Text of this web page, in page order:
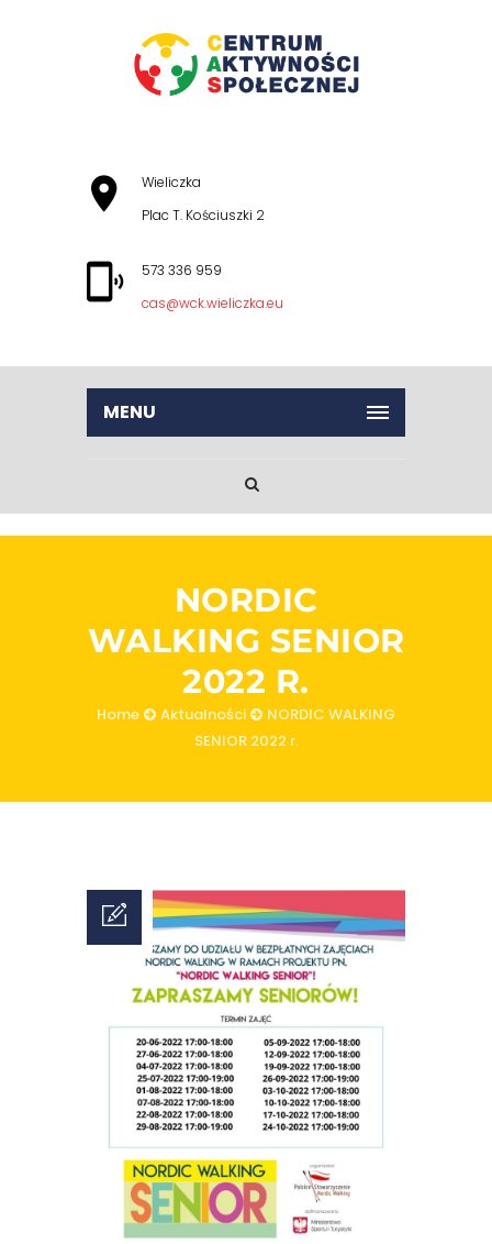
Wieliczka
Plac T. Kościuszki 2
573 336 959
cas@wck.wieliczka.eu
MENU
NORDIC
WALKING SENIOR
2022 R.
Home Aktualności
NORDIC WALKING
SENIOR 2022 r.